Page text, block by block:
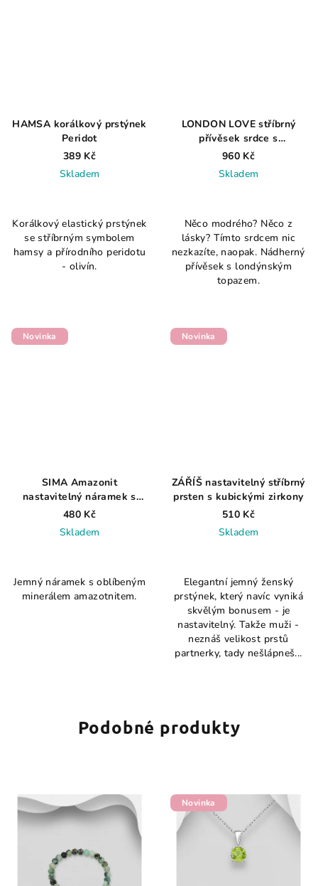
HAMSA korálkový prstýnek
Peridot
389 Kč
Skladem
Korálkový elastický prstýnek
se stříbrným symbolem
hamsy a přírodního peridotu
- olivín.
LONDON LOVE stříbrný
přívěsek srdce s
londýnským topazem 1,8Gr
960 Kč
Skladem
produktu
je
5,0
z
5
Něco modrého? Něco z
lásky? Tímto srdcem nic
nezkazíte, naopak. Nádherný
přívěsek s londýnským
topazem.
Novinka
SIMA Amazonit
nastavitelný náramek s
přírodním amazonitem
480 Kč
Skladem
Jemný náramek s oblíbeným
minerálem amazotnitem.
Novinka
ZÁŘÍŠ nastavitelný stříbrný
prsten s kubickými zirkony
510 Kč
Skladem
produktu
je
5,0
z
5
hvězdiček.
Elegantní jemný ženský
prstýnek, který navíc vyniká
skvělým bonusem - je
nastavitelný. Takže muži -
neznáš velikost prstů
partnerky, tady nešlápneš...
Podobné produkty
Novinka